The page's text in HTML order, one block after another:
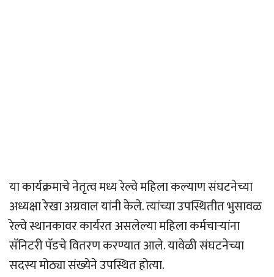
या कार्यक्रमाचे नेतृत्व मध्य रेल्वे महिला कल्याण संघटनेच्या
अध्यक्षा रेखा अग्रवाल यांनी केले. त्यांच्या उपस्थितीत भुसावळ
रेल्वे स्थानकावर कार्यरत असलेल्या महिला कर्मचार्‍यांना
सॅनिटरी पॅडचे वितरण करण्यात आले. यावेळी संघटनेच्या
सदस्य मोठ्या संख्येने उपस्थित होत्या.